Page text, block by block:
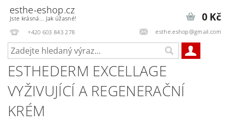
esthe-eshop.cz
Jste krásná... Jak úžasné!
+420 603 843 278
esthe.eshop@gmail.com
0 Kč
ESTHEDERM EXCELLAGE
VYŽIVUJÍCÍ A REGENERAČNÍ
KRÉM